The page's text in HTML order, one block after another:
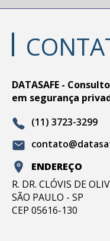
DATASAFE -
em segurança
(11) 3723-3299
ENDEREÇO
R. DR. CLÓVIS DE
SÃO PAULO - SP
CEP 05616-130